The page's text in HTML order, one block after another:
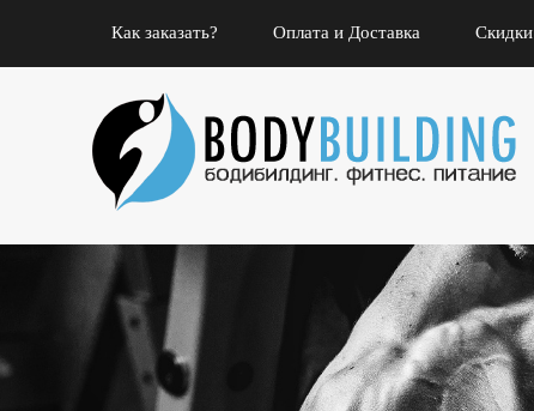
Как заказать? Оплата и Доставка Скидки